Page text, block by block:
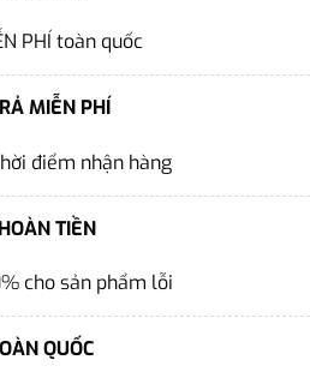
PHÍ toàn quốc
MIỄN PHÍ
điểm nhận hàng
TIỀN
cho sản phẩm lỗi
QUỐC